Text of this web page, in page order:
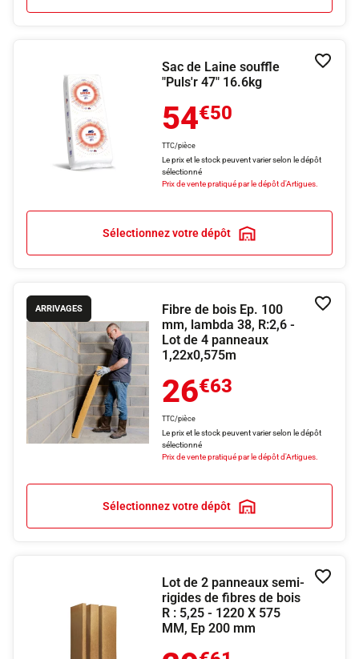
Sac de Laine souffle
"Puls'r 47" 16.6kg
54€50
TTC/pièce
Le prix et le stock peuvent varier selon le dépôt
sélectionné
Prix de vente pratiqué par le dépôt d'Artigues.
Sélectionnez votre dépôt
ARRIVAGES
Fibre de bois Ep. 100
mm, lambda 38, R:2,6 -
Lot de 4 panneaux
1,22x0,575m
26€63
TTC/pièce
Le prix et le stock peuvent varier selon le dépôt
sélectionné
Prix de vente pratiqué par le dépôt d'Artigues.
Sélectionnez votre dépôt
Lot de 2 panneaux semi-
rigides de fibres de bois
R : 5,25 - 1220 X 575
MM, Ep 200 mm